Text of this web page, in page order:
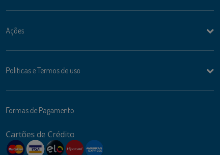
Ações
Politicas e Termos de uso
Formas de Pagamento
Cartões de Crédito